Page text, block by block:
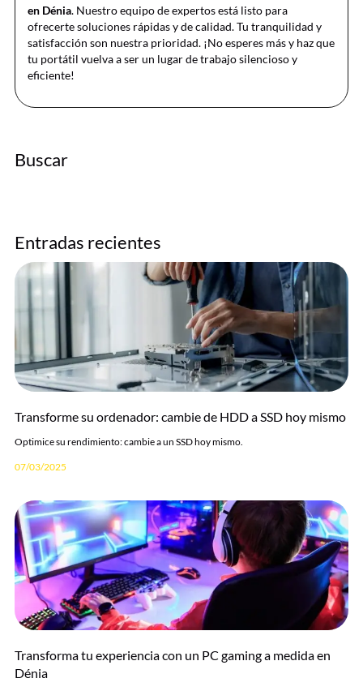
en Dénia. Nuestro equipo de expertos está listo para
ofrecerte soluciones rápidas y de calidad. Tu tranquilidad y
satisfacción son nuestra prioridad. ¡No esperes más y haz que
tu portátil vuelva a ser un lugar de trabajo silencioso y
eficiente!
Buscar
Entradas recientes
Transforme su ordenador: cambie de HDD a SSD hoy mismo
Optimice su rendimiento: cambie a un SSD hoy mismo.
07/03/2025
Transforma tu experiencia con un PC gaming a medida en
Dénia